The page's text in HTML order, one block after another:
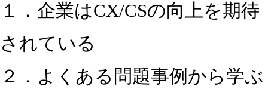
１．企業はCX/CSの向上を期待
されている
２．よくある問題事例から学ぶ